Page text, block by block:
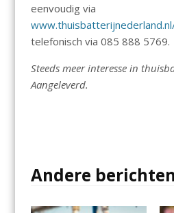
eenvoudig via
telefonisch via 085 888 5769.
Steeds meer interesse in
Aangeleverd.
Andere berichten